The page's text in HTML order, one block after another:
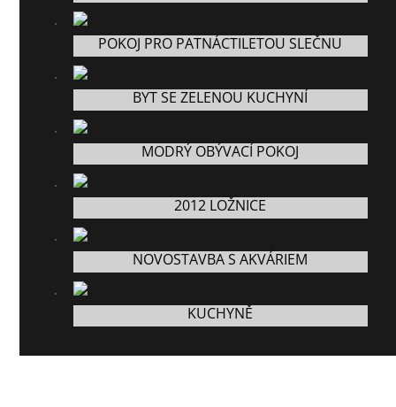
POKOJ PRO PATNÁCTILETOU SLEČNU
BYT SE ZELENOU KUCHYNÍ
MODRÝ OBÝVACÍ POKOJ
2012 LOŽNICE
NOVOSTAVBA S AKVÁRIEM
KUCHYNĚ